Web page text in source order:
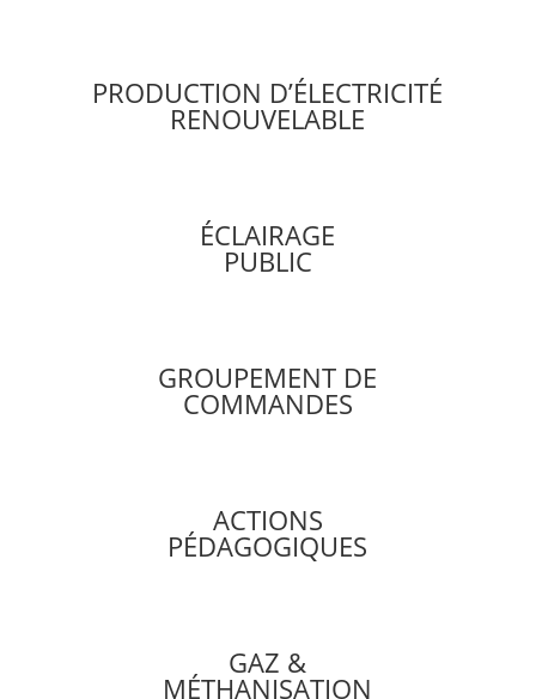
PRODUCTION D’ÉLECTRICITÉ
RENOUVELABLE
ÉCLAIRAGE
PUBLIC
GROUPEMENT DE
COMMANDES
ACTIONS
PÉDAGOGIQUES
GAZ &
MÉTHANISATION